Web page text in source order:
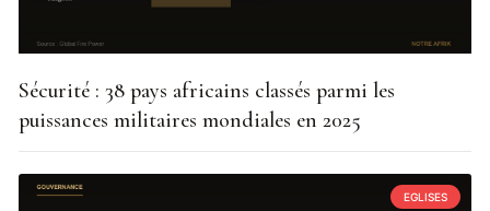
Sécurité : 38 pays africains classés parmi les
puissances militaires mondiales en 2025
EGLISES